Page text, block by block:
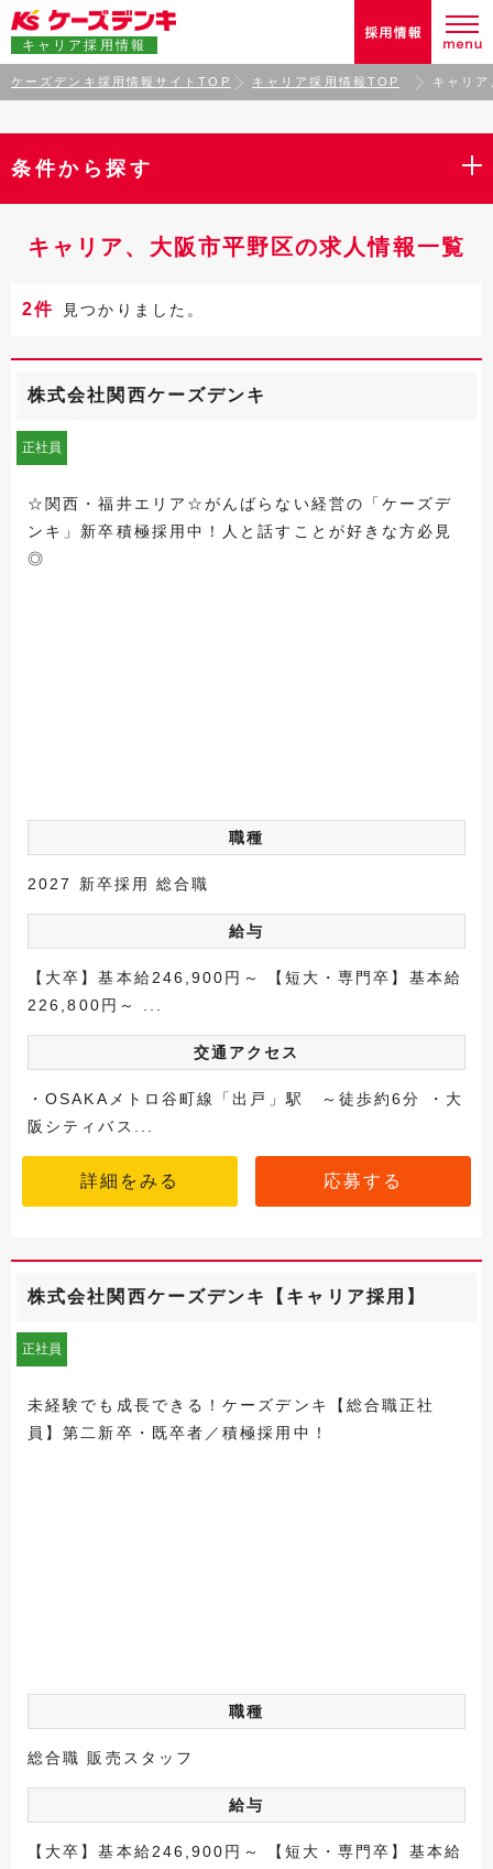
キャリア採用情報
ケーズデンキ採用情報サイトTOP キャリア採用情報TOP キャリ
条件から探す
キャリア、大阪市平野区の求人情報一覧
2件 見つかりました。
株式会社関西ケーズデンキ
正社員
☆関西・福井エリア☆がんばらない経営の「ケーズデ
ンキ」新卒積極採用中！人と話すことが好きな方必見
◎
職種
2027 新卒採用 総合職
給与
【大卒】基本給246,900円～ 【短大・専門卒】基本給
226,800円～ ...
交通アクセス
・OSAKAメトロ谷町線「出戸」駅 ～徒歩約6分 ・大
阪シティバス...
詳細をみる 応募する
株式会社関西ケーズデンキ【キャリア採用】
正社員
未経験でも成長できる！ケーズデンキ【総合職正社
員】第二新卒・既卒者／積極採用中！
職種
総合職 販売スタッフ
給与
【大卒】基本給246,900円～ 【短大・専門卒】基本給